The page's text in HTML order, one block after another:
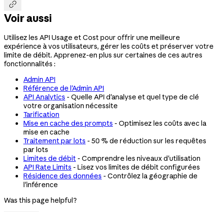

Voir aussi
Utilisez les API Usage et Cost pour offrir une meilleure
expérience à vos utilisateurs, gérer les coûts et préserver votre
limite de débit. Apprenez-en plus sur certaines de ces autres
fonctionnalités :
Admin API
Référence de l'Admin API
API Analytics - Quelle API d'analyse et quel type de clé
votre organisation nécessite
Tarification
Mise en cache des prompts - Optimisez les coûts avec la
mise en cache
Traitement par lots - 50 % de réduction sur les requêtes
par lots
Limites de débit - Comprendre les niveaux d'utilisation
API Rate Limits - Lisez vos limites de débit configurées
Résidence des données - Contrôlez la géographie de
l'inférence
Was this page helpful?